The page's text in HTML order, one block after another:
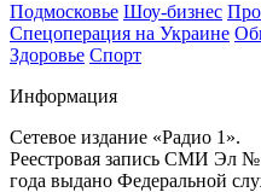
Подмосковье Шоу-бизнес
Спецоперация на Украине
Здоровье Спорт
Информация
Сетевое издание «Радио 1».
Реестровая запись СМИ Эл
года выдано Федеральной